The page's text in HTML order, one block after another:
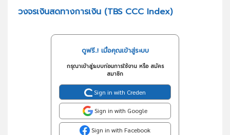
วงจรเงินสดทางการเงิน (TBS CCC Index)
ดูฟรี..! เมื่อคุณเข้าสู่ระบบ
กรุณาเข้าสู่ระบบก่อนการใช้งาน หรือ สมัคร
สมาชิก
Sign in with Creden
Sign in with Google
Sign in with Facebook